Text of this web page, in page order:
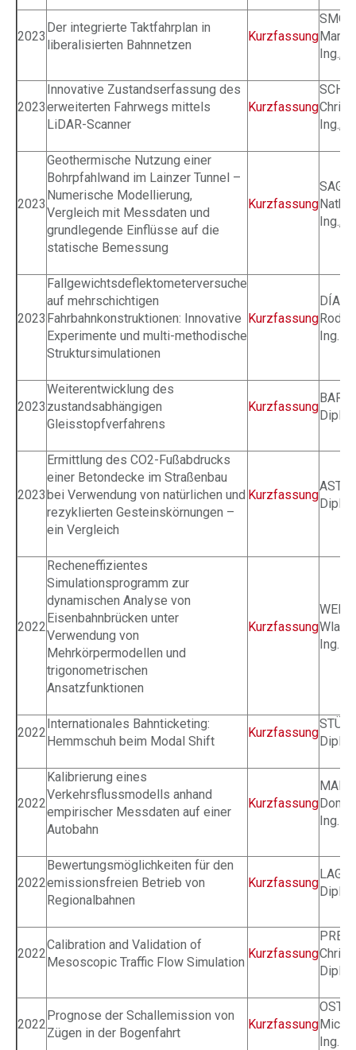
2023
Der integrierte Taktfahrplan in
liberalisierten Bahnnetzen
Kurzfassung
Ing.,
2023
Innovative Zustandserfassung des
erweiterten Fahrwegs mittels
LiDAR-Scanner
Kurzfassung
Ing.,
2023
Geothermische Nutzung einer
Bohrpfahlwand im Lainzer Tunnel –
Numerische Modellierung,
Vergleich mit Messdaten und
grundlegende Einflüsse auf die
statische Bemessung
Kurzfassung
Ing.,
2023
Fallgewichtsdeflektometerversuche
auf mehrschichtigen
Fahrbahnkonstruktionen: Innovative
Experimente und multi-methodische
Struktursimulationen
Kurzfassung
DÍAS
Ing.
2023
Weiterentwicklung des
zustandsabhängigen
Gleisstopfverfahrens
Kurzfassung
Dipl.-
2023
Ermittlung des CO2-Fußabdrucks
einer Betondecke im Straßenbau
bei Verwendung von natürlichen und
rezyklierten Gesteinskörnungen –
ein Vergleich
Kurzfassung
Dipl.-
2022
Recheneffizientes
Simulationsprogramm zur
dynamischen Analyse von
Eisenbahnbrücken unter
Verwendung von
Mehrkörpermodellen und
trigonometrischen
Ansatzfunktionen
Kurzfassung
Ing.
2022
Internationales Bahnticketing:
Hemmschuh beim Modal Shift
Kurzfassung
Dipl.-
2022
Kalibrierung eines
Verkehrsflussmodells anhand
empirischer Messdaten auf einer
Autobahn
Kurzfassung
Ing.
2022
Bewertungsmöglichkeiten für den
emissionsfreien Betrieb von
Regionalbahnen
Kurzfassung
Dipl.-
2022
Calibration and Validation of
Mesoscopic Traffic Flow Simulation
Kurzfassung
Dipl.-
2022
Prognose der Schallemission von
Zügen in der Bogenfahrt
Kurzfassung
Ing.